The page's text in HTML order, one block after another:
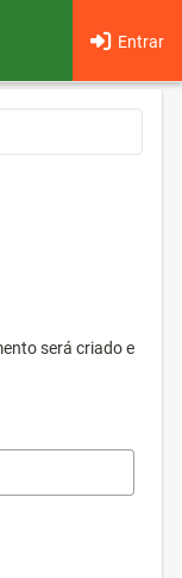
Entrar
será criado e